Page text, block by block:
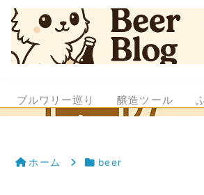
ブルワリー巡り 醸造ツール
ホーム beer